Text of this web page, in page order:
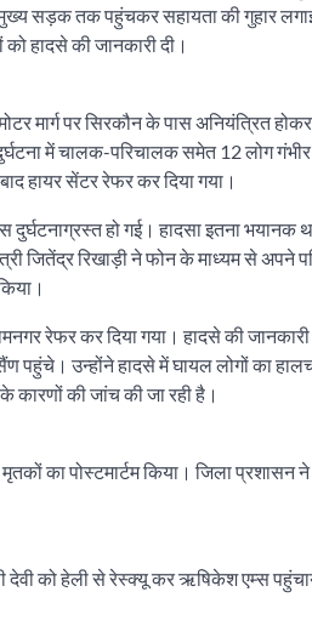
सड़क तक पहुंचकर सहायता की गुहार
हादसे की जानकारी दी।
मार्ग पर सिरकौन के पास अनियंत्रित
दुर्घटना में चालक-परिचालक समेत 12 लोग
हायर सेंटर रेफर कर दिया गया।
हो गई। हादसा इतना भयानक
जितेंद्र रिखाड़ी ने फोन के माध्यम से अपने
रेफर कर दिया गया। हादसे की
पहुंचे। उन्होंने हादसे में घायल लोगों का
कारणों की जांच की जा रही है।
का पोस्टमार्टम किया। जिला प्रशासन ने
देवी को हेली से रेस्क्यू कर ऋषिकेश एम्स